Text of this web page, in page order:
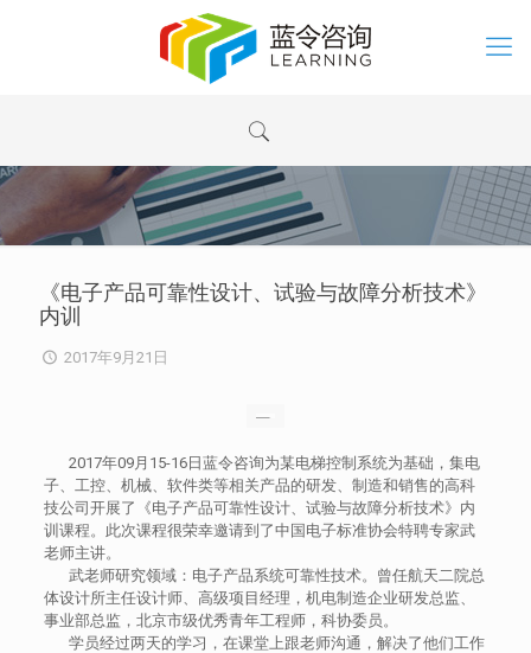
《电子产品可靠性设计、试验与故障分析技术》
内训
2017年9月21日
2017年09月15-16日蓝令咨询为某电梯控制系统为基础，集电
子、工控、机械、软件类等相关产品的研发、制造和销售的高科
技公司开展了《电子产品可靠性设计、试验与故障分析技术》内
训课程。此次课程很荣幸邀请到了中国电子标准协会特聘专家武
老师主讲。
武老师研究领域：电子产品系统可靠性技术。曾任航天二院总
体设计所主任设计师、高级项目经理，机电制造企业研发总监、
事业部总监，北京市级优秀青年工程师，科协委员。
学员经过两天的学习，在课堂上跟老师沟通，解决了他们工作